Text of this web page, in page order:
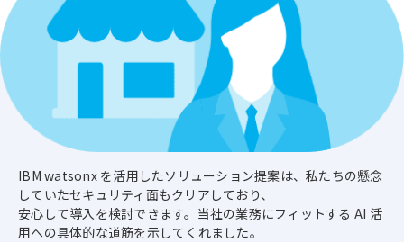
IBM watsonx を活用したソリューション提案は、私たちの懸念
していたセキュリティ面もクリアしており、
安心して導入を検討できます。当社の業務にフィットする AI 活
用への具体的な道筋を示してくれました。